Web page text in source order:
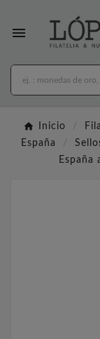

Inicio
España
España